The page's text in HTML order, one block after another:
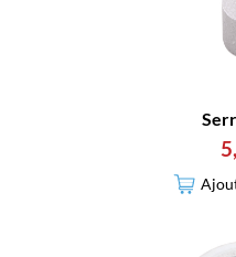
5,